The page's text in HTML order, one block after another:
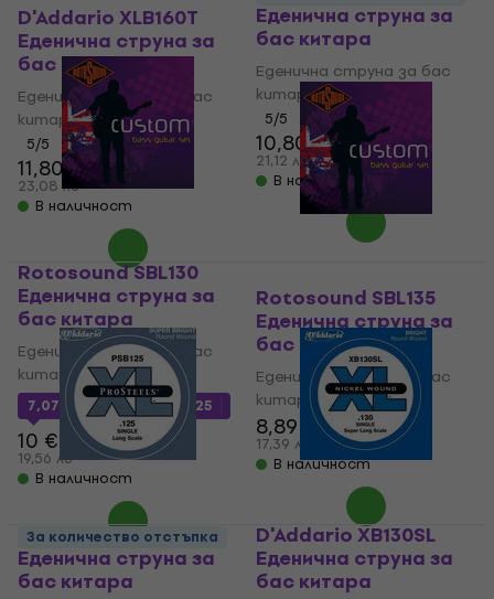
D'Addario XLB160T
Еденична струна за
бас китара
Еденична струна за бас
китара
5/5
11,80 €
23,08 лв
В наличност
Еденична струна за
бас китара
Еденична струна за бас
китара
5/5
10,80 €
21,12 лв
В наличност
Rotosound SBL130
Еденична струна за
бас китара
Еденична струна за бас
китара
7,07 € с код MUZMUZ-25
10 €
19,56 лв
В наличност
Rotosound SBL135
Еденична струна за
бас китара
Еденична струна за бас
китара
8,89 €
17,39 лв
В наличност
D'Addario PSB125
Еденична струна за
бас китара
D'Addario XB130SL
Еденична струна за
бас китара
За количество отстъпка